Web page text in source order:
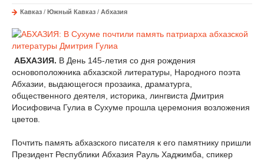
Кавказ / Южный Кавказ / Абхазия
АБХАЗИЯ. В День 145-летия со дня рождения
основоположника абхазской литературы, Народного поэта
Абхазии, выдающегося прозаика, драматурга,
общественного деятеля, историка, лингвиста Дмитрия
Иосифовича Гулиа в Сухуме прошла церемония возложения
цветов.
Почтить память абхазского писателя к его памятнику пришли
Президент Республики Абхазия Рауль Хаджимба, спикер